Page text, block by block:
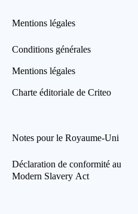
Mentions légales
Conditions générales
Mentions légales
Charte éditoriale de Criteo
Notes pour le Royaume-Uni
Déclaration de conformité au
Modern Slavery Act